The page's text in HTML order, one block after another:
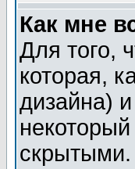
Как мне
Для того,
которая,
дизайна)
скрытыми.